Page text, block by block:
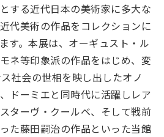
する近代日本の美術家に多大な
代美術の作品をコレクションに
す。本展は、オーギュスト・ル
ネ等印象派の作品をはじめ、変
社会の世相を映し出したオノ
ドーミエと同時代に活躍しレア
ターヴ・クールベ、そして戦前
た藤田嗣治の作品といった当館